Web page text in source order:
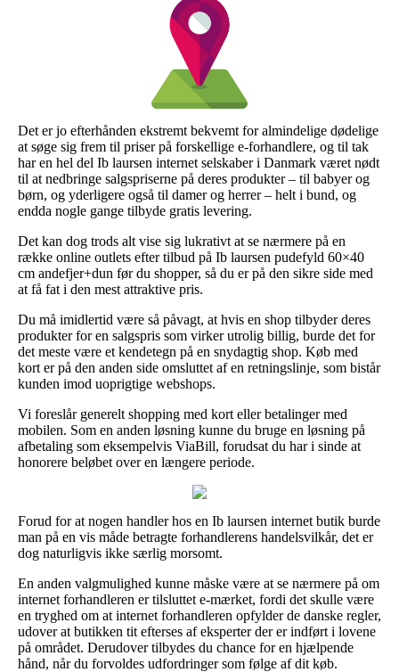
Det er jo efterhånden ekstremt bekvemt for almindelige dødelige
at søge sig frem til priser på forskellige e-forhandlere, og til tak
har en hel del Ib laursen internet selskaber i Danmark været nødt
til at nedbringe salgspriserne på deres produkter – til babyer og
børn, og yderligere også til damer og herrer – helt i bund, og
endda nogle gange tilbyde gratis levering.
Det kan dog trods alt vise sig lukrativt at se nærmere på en
række online outlets efter tilbud på Ib laursen pudefyld 60×40
cm andefjer+dun før du shopper, så du er på den sikre side med
at få fat i den mest attraktive pris.
Du må imidlertid være så påvagt, at hvis en shop tilbyder deres
produkter for en salgspris som virker utrolig billig, burde det for
det meste være et kendetegn på en snydagtig shop. Køb med
kort er på den anden side omsluttet af en retningslinje, som bistår
kunden imod uoprigtige webshops.
Vi foreslår generelt shopping med kort eller betalinger med
mobilen. Som en anden løsning kunne du bruge en løsning på
afbetaling som eksempelvis ViaBill, forudsat du har i sinde at
honorere beløbet over en længere periode.
Forud for at nogen handler hos en Ib laursen internet butik burde
man på en vis måde betragte forhandlerens handelsvilkår, det er
dog naturligvis ikke særlig morsomt.
En anden valgmulighed kunne måske være at se nærmere på om
internet forhandleren er tilsluttet e-mærket, fordi det skulle være
en tryghed om at internet forhandleren opfylder de danske regler,
udover at butikken tit efterses af eksperter der er indført i lovene
på området. Derudover tilbydes du chance for en hjælpende
hånd, når du forvoldes udfordringer som følge af dit køb.